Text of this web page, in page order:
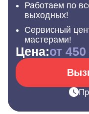
Работаем по
выходных!
Сервисный
мастерами!
Цена:от